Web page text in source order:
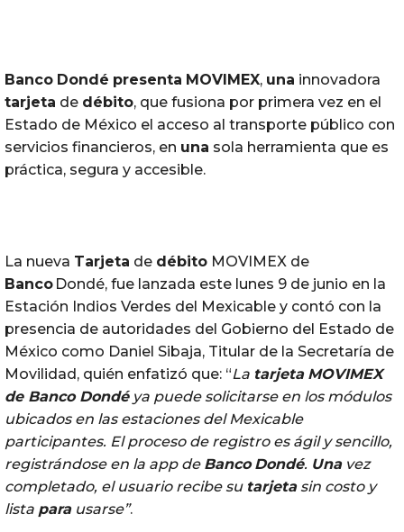
Banco Dondé presenta MOVIMEX, una innovadora
tarjeta de débito, que fusiona por primera vez en el
Estado de México el acceso al transporte público con
servicios financieros, en una sola herramienta que es
práctica, segura y accesible.
La nueva Tarjeta de débito MOVIMEX de
Banco Dond é, fue lanzada este lunes 9 de junio en la
Estación Indios Verdes del Mexicable y contó con la
presencia de autoridades del Gobierno del Estado de
México como Daniel Sibaja, Titular de la Secretaría de
Movilidad, quién enfatizó que: “La tarjeta MOVIMEX
de Banco Dondéya puede solicitarse en los módulos
ubicados en las estaciones del Mexicable
participantes. El proceso de registro es ágil y sencillo,
registrándose en la app de Banco Dondé. Unavez
completado, el usuario recibe su tarjetasin costo y
lista parausarse”.